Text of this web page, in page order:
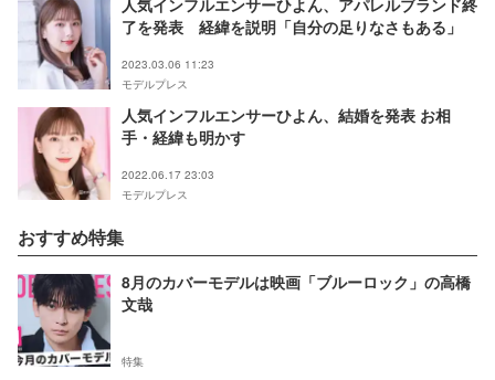
人気インフルエンサーひよん、アパレルブランド終
了を発表 経緯を説明「自分の足りなさもある」
2023.03.06 11:23
モデルプレス
人気インフルエンサーひよん、結婚を発表 お相
手・経緯も明かす
2022.06.17 23:03
モデルプレス
おすすめ特集
8月のカバーモデルは映画「ブルーロック」の高橋
文哉
特集